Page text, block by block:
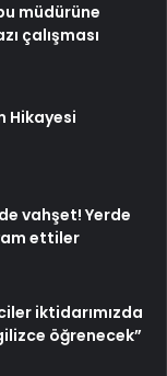
müdürüne
çalışması
Hikayesi
vahşet! Yerde
ettiler
iktidarımızda
öğrenecek”